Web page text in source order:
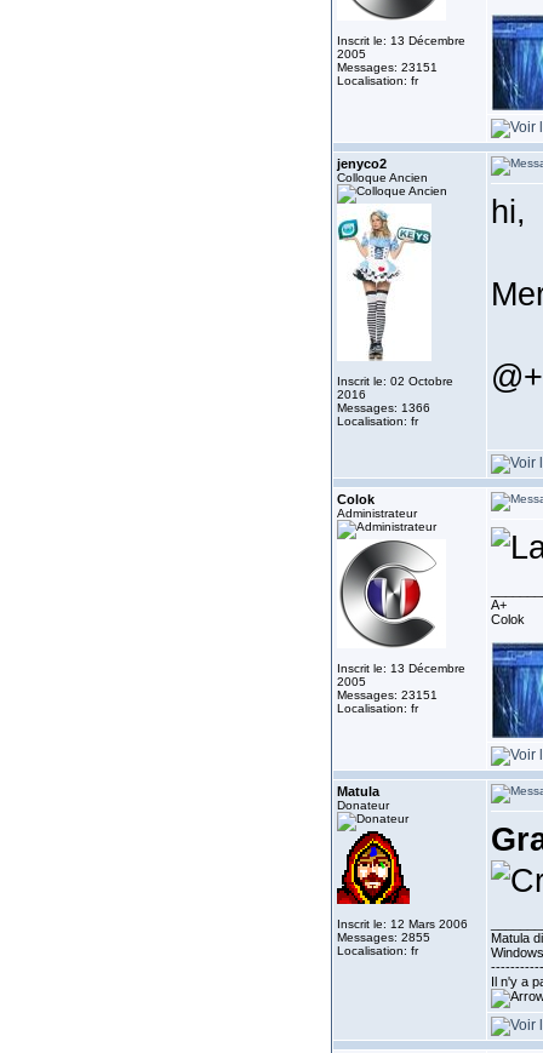
Inscrit le: 13 Décembre
2005
Messages: 23151
Localisation: fr
jenyco2
Colloque Ancien
Inscrit le: 02 Octobre
2016
Messages: 1366
Localisation: fr
hi,
@+
Colok
Administrateur
Inscrit le: 13 Décembre
2005
Messages: 23151
Localisation: fr
A+
Colok
Matula
Donateur
Inscrit le: 12 Mars 2006
Messages: 2855
Localisation: fr
Matula
Il n'y a